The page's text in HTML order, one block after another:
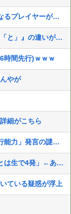
スト6の新キャラ、エッッ可愛くてメロメロになるプレイヤーが続出ｗｗ
ドラえもん映画、『のび太「の」』と『のび太「と」』の違いがわからないと話題に
時間先行)ｗｗｗ
やが
細がこちら
【速報】ワンピースの「世界に5種しかない飛行能力」発言の謎が解けるWWW
エ□漫画女「彼氏とはゴムあり…」「浮気相手とは生で4発」←ありえなすぎて草
ている疑惑が浮上